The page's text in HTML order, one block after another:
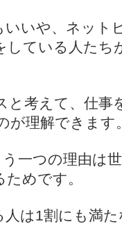
いいや、ネット
ている人たち
と考えて、仕事
が理解できます
う一つの理由は
めです。
人は1割にも満